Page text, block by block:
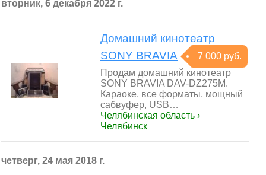
вторник, 6 декабря 2022 г.
Домашний кинотеатр
SONY BRAVIA
7 000 руб.
Продам домашний кинотеатр
SONY BRAVIA DAV-DZ275M.
Караоке, все форматы, мощный
сабвуфер, USB…
Челябинская область ›
Челябинск
четверг, 24 мая 2018 г.